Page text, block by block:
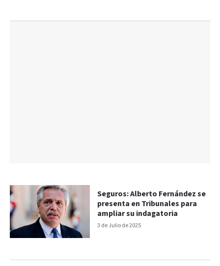
3 de Julio de 2025
Seguros: Alberto Fernández se
presenta en Tribunales para
ampliar su indagatoria